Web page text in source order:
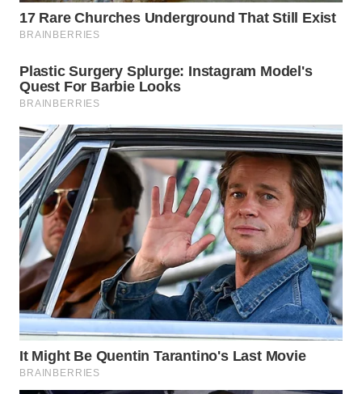
WAHANA
WAHANA
INFRASTRUKTUR
WAHANA
KONSUMEN
WAHANA
LISTRIK
WAHANA
TRAVEL
WAHANA
TV